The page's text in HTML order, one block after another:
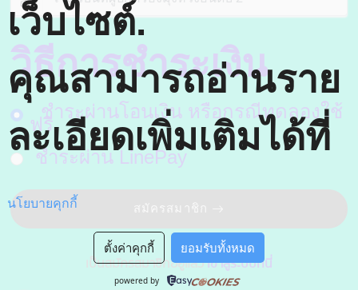
วิธีการชำระเงิน
ชำระผ่านโอนเงิน หรือกรณีทดลองใช้
ฟรี
ชำระผ่าน LinePay
สมัครสมาชิก
เป็นสมัครสมาชิกอยู่แล้วเข้าสู่ระบบที่นี่
เว็บไซต์.
คุณสามารถอ่านราย
ละเอียดเพิ่มเติมได้ที่
นโยบายคุกกี้
ตั้งค่าคุกกี้ ยอมรับทั้งหมด
powered by